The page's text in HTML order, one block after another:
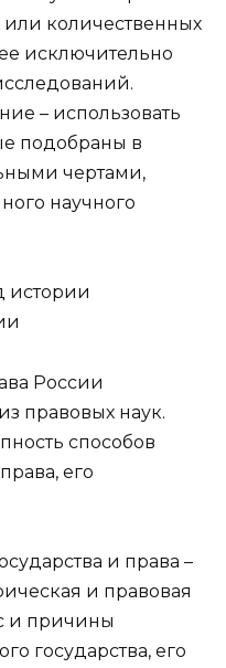
или количественных
исключительно
– использовать
подобраны в
чертами,
научного
истории
России
правовых наук.
способов
его
и права –
и правовая
и причины
государства, его